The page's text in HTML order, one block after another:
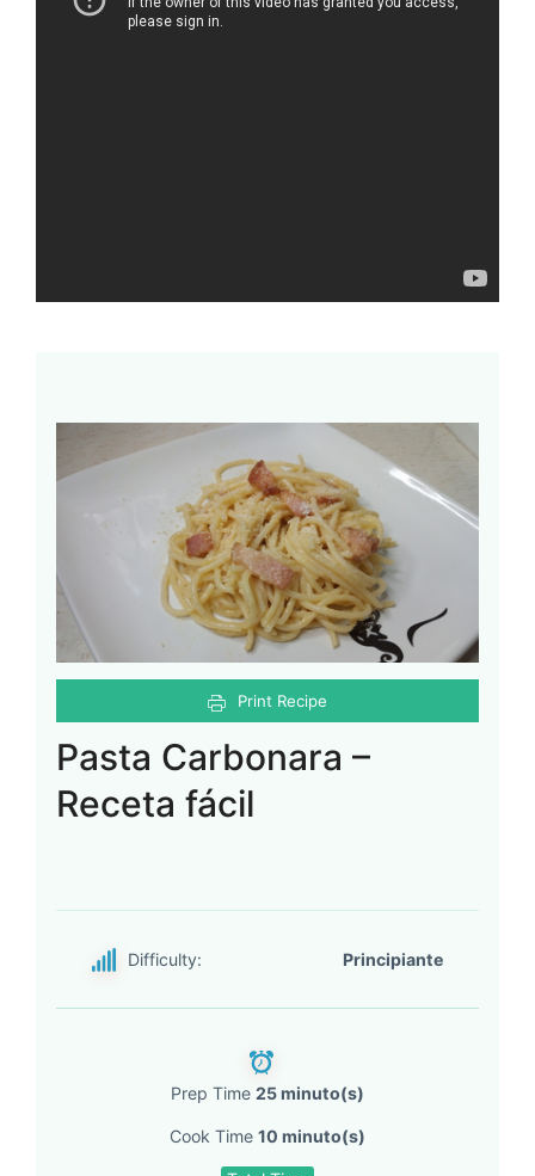
Print Recipe
Pasta Carbonara –
Receta fácil
Difficulty: Principiante
Prep Time 25 minuto(s)
Cook Time 10 minuto(s)